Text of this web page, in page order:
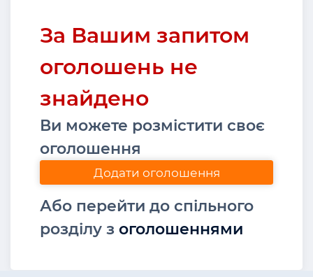
За Вашим запитом
оголошень не
знайдено
Ви можете розмістити своє
оголошення
Додати оголошення
Або перейти до спільного
розділу з оголошеннями